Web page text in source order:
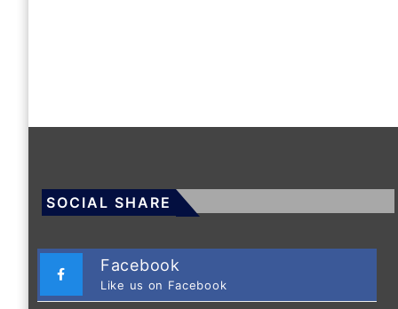
SOCIAL SHARE
Facebook
Like us on Facebook